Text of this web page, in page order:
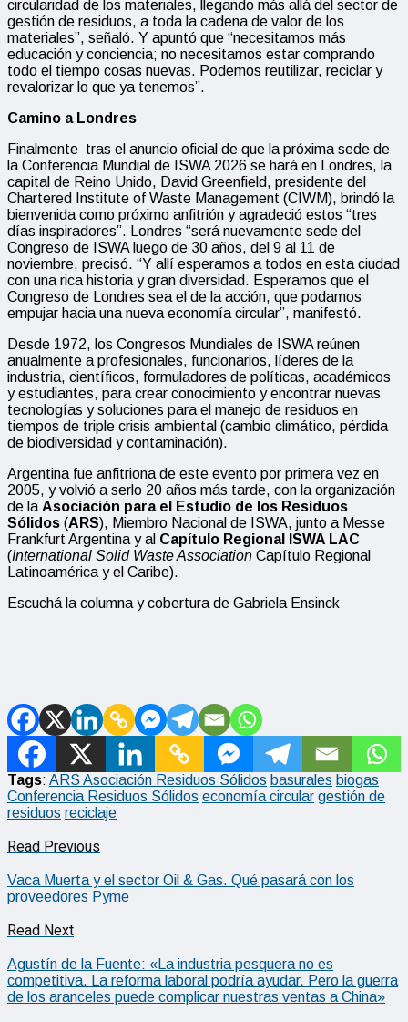
circularidad de los materiales, llegando más allá del sector de
gestión de residuos, a toda la cadena de valor de los
materiales”, señaló. Y apuntó que “necesitamos más
educación y conciencia; no necesitamos estar comprando
todo el tiempo cosas nuevas. Podemos reutilizar, reciclar y
revalorizar lo que ya tenemos”.
Camino a Londres
Finalmente tras el anuncio oficial de que la próxima sede de
la Conferencia Mundial de ISWA 2026 se hará en Londres, la
capital de Reino Unido, David Greenfield, presidente del
Chartered Institute of Waste Management (CIWM), brindó la
bienvenida como próximo anfitrión y agradeció estos “tres
días inspiradores”. Londres “será nuevamente sede del
Congreso de ISWA luego de 30 años, del 9 al 11 de
noviembre, precisó. “Y allí esperamos a todos en esta ciudad
con una rica historia y gran diversidad. Esperamos que el
Congreso de Londres sea el de la acción, que podamos
empujar hacia una nueva economía circular”, manifestó.
Desde 1972, los Congresos Mundiales de ISWA reúnen
anualmente a profesionales, funcionarios, líderes de la
industria, científicos, formuladores de políticas, académicos
y estudiantes, para crear conocimiento y encontrar nuevas
tecnologías y soluciones para el manejo de residuos en
tiempos de triple crisis ambiental (cambio climático, pérdida
de biodiversidad y contaminación).
Argentina fue anfitriona de este evento por primera vez en
2005, y volvió a serlo 20 años más tarde, con la organización
de la Asociación para el Estudio de los Residuos
Sólidos (ARS), Miembro Nacional de ISWA, junto a Messe
Frankfurt Argentina y al Capítulo Regional ISWA LAC
(International Solid Waste Association Capítulo Regional
Latinoamérica y el Caribe).
Escuchá la columna y cobertura de Gabriela Ensinck
Tags: ARS Asociación Residuos Sólidos basurales biogas
Conferencia Residuos Sólidos economía circular gestión de
residuos reciclaje
Read Previous
Vaca Muerta y el sector Oil & Gas. Qué pasará con los
proveedores Pyme
Read Next
Agustín de la Fuente: «La industria pesquera no es
competitiva. La reforma laboral podría ayudar. Pero la guerra
de los aranceles puede complicar nuestras ventas a China»